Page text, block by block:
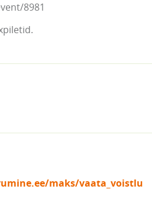
8981
maks/vaata_voistlu